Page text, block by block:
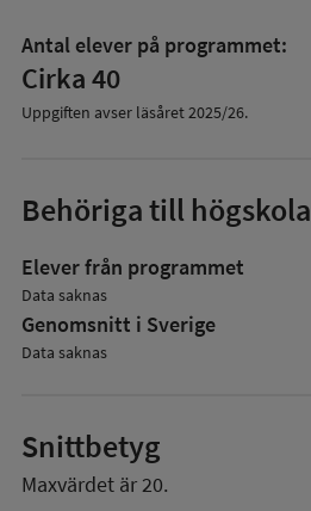
Antal elever på programmet:
Cirka 40
Uppgiften avser läsåret2025/26.
Behöriga till högskola
Elever från programmet
Data saknas
Genomsnitt i Sverige
Data saknas
Snittbetyg
Maxvärdet är 20.